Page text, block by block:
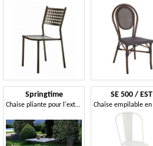
Springtime
Chaise pliante pour l'extérieur
SE 500 / EST